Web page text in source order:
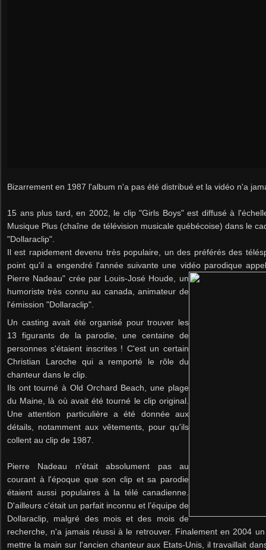
Bizarrement en 1987 l'album n'a pas été distribué et la vidéo n'a
15 ans plus tard, en 2002, le clip "Girls Boys" est diffusé à
Musique Plus (chaîne de télévision musicale québécoise) dans le
"Dollaraclip".
Il est rapidement devenu très populaire, un des préférés des
point qu'il a engendré l'année suivante une vidéo parodique
Pierre Nadeau" crée par Louis-José Houde, un
humoriste très connu au canada, animateur de
l'émission "Dollaraclip".
Un casting avait été organisé pour trouver les
13 figurants de la parodie, une centaine de
personnes s'étaient inscrites ! C'est un certain
Christian Laroche qui a remporté le rôle du
chanteur dans le clip.
Ils ont tourné à Old Orchard Beach, une plage
du Maine, là où avait été tourné le clip original.
Une attention particulière a été donnée aux
détails, notamment aux vêtements, pour qu'ils
collent au clip de 1987.
Pierre Nadeau n'était absolument pas au
courant à l'époque que son clip et sa parodie
étaient aussi populaires à la télé canadienne.
D'ailleurs c'était un parfait inconnu et l’équipe de
Dollaraclip, malgré des mois et des mois de
recherche, n'a jamais réussi à le retrouver. Finalement en 2004
mettre la main sur l'ancien chanteur aux Etats-Unis, il travaillait